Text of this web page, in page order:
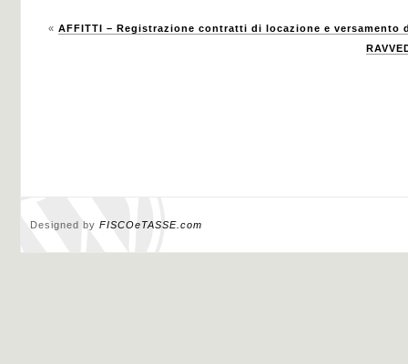
« AFFITTI – Registrazione contratti di locazione e versamento
Designed by FISCOeTASSE.com